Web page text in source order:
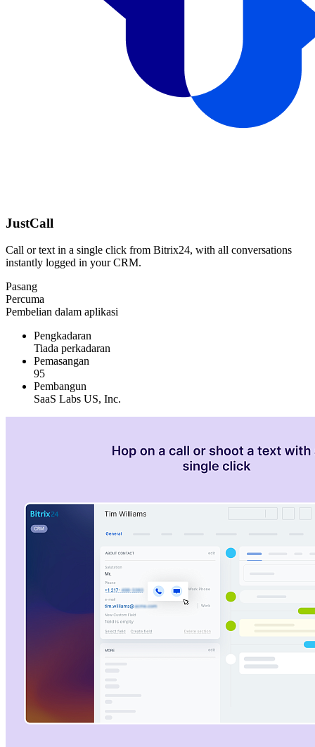
JustCall
Call or text in a single click from Bitrix24, with all conversations
instantly logged in your CRM.
Pasang
Percuma
Pembelian dalam aplikasi
Pengkadaran
Tiada perkadaran
Pemasangan
95
Pembangun
SaaS Labs US, Inc.